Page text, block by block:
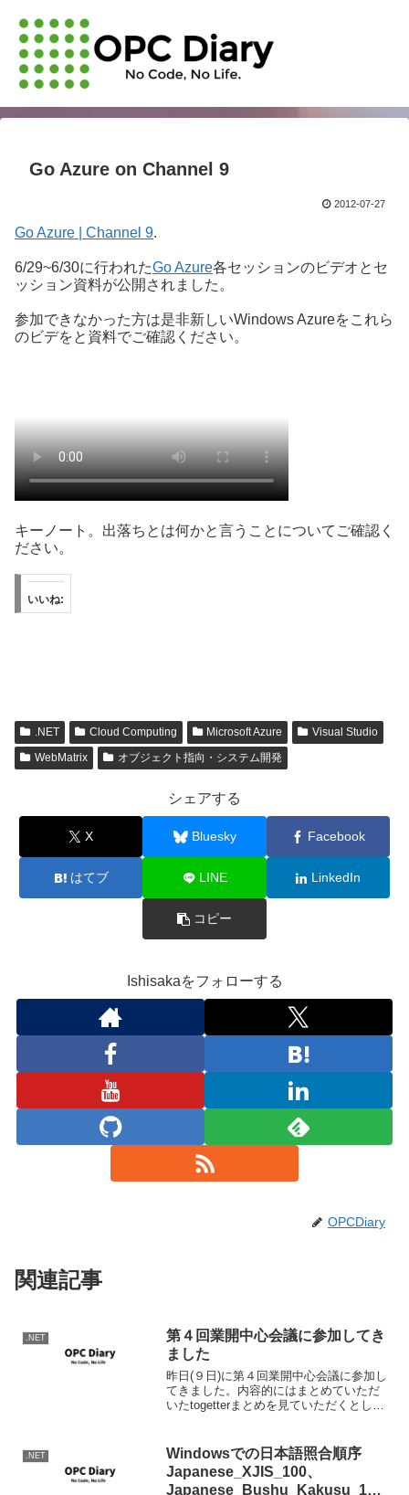
Go Azure on Channel 9
2012-07-27
Go Azure | Channel 9.
6/29~6/30に行われたGo Azure各セッションのビデオとセ
ッション資料が公開されました。
参加できなかった方は是非新しいWindows Azureをこれら
のビデをと資料でご確認ください。
キーノート。出落ちとは何かと言うことについてご確認く
ださい。
いいね:
.NET Cloud Computing Microsoft Azure
Visual Studio
WebMatrix
オブジェクト指向・システム開発
シェアする
X Bluesky Facebook
はてブ LINE LinkedIn
コピー
Ishisakaをフォローする
OPCDiary
関連記事
.NET
第４回業開中心会議に参加してき
ました
昨日(９日)に第４回業開中心会議に参加し
てきました。内容的にはまとめていただ
いたtogetterまとめを見ていただくとし
ていない事がわかったりして、いろい
ろ...
.NET
Windowsでの日本語照合順序
Japanese_XJIS_100、
Japanese_Bushu_Kakusu_100